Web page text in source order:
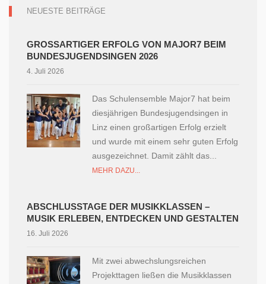
NEUESTE BEITRÄGE
GROSSARTIGER ERFOLG VON MAJOR7 BEIM B
UNDESJUGENDSINGEN 2026
4. Juli 2026
Das Schulensemble Major7 hat beim
diesjährigen Bundesjugendsingen in
Linz einen großartigen Erfolg erzielt
und wurde mit einem sehr guten Erfolg
ausgezeichnet. Damit zählt das...
MEHR DAZU...
ABSCHLUSSTAGE DER MUSIKKLASSEN –
MUSIK ERLEBEN, ENTDECKEN UND GESTALTEN
16. Juli 2026
Mit zwei abwechslungsreichen
Projekttagen ließen die Musikklassen